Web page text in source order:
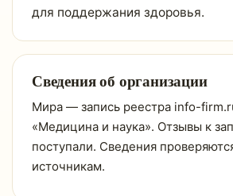
для поддержания здоровья.
Сведения об организации
Мира — запись реестра info-
«Медицина и наука». Отзывы к
поступали. Сведения
источникам.